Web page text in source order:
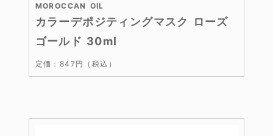
MOROCCAN OIL
カラーデポジティングマスク ローズ
ゴールド 30ml
定価：847円（税込）